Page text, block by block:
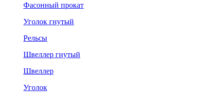
Фасонный прокат
Уголок гнутый
Рельсы
Швеллер гнутый
Швеллер
Уголок